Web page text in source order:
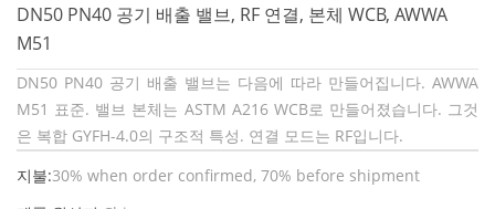
DN50 PN40 공기 배출 밸브, RF 연결, 본체 WCB, AWWA
M51
DN50 PN40 공기 배출 밸브는 다음에 따라 만들어집니다. AWWA
M51 표준. 밸브 본체는 ASTM A216 WCB로 만들어졌습니다. 그것
은 복합 GYFH-4.0의 구조적 특성. 연결 모드는 RF입니다.
지불:30% when order confirmed, 70% before shipment